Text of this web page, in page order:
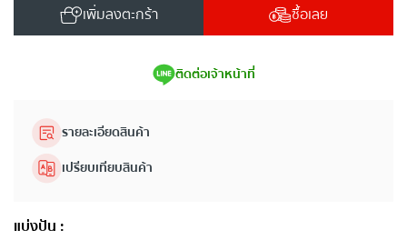
เพิ่มลงตะกร้า ซื้อเลย
ติดต่อเจ้าหน้าที่
รายละเอียดสินค้า
เปรียบเทียบสินค้า
แบ่งปัน :